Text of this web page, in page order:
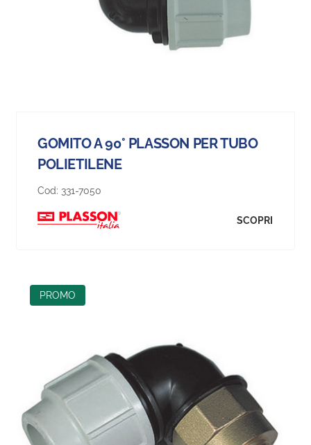
GOMITO A 90° PLASSON PER TUBO
POLIETILENE
Cod: 331-7050
SCOPRI
PROMO